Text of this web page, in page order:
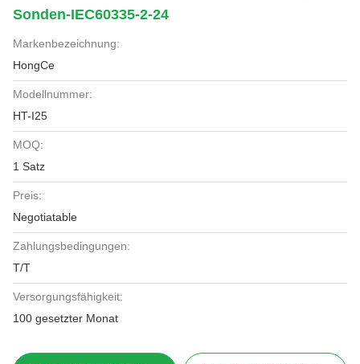
Sonden-IEC60335-2-24
Markenbezeichnung:
HongCe
Modellnummer:
HT-I25
MOQ:
1 Satz
Preis:
Negotiatable
Zahlungsbedingungen:
T/T
Versorgungsfähigkeit:
100 gesetzter Monat